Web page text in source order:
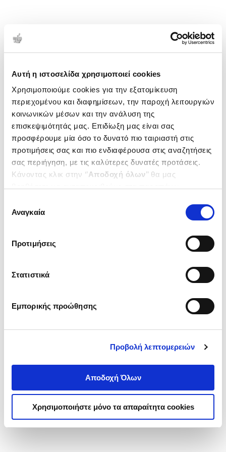
Αυτή η ιστοσελίδα χρησιμοποιεί cookies
Χρησιμοποιούμε cookies για την εξατομίκευση
περιεχομένου και διαφημίσεων, την παροχή λειτουργιών
κοινωνικών μέσων και την ανάλυση της
επισκεψιμότητάς μας. Επιδίωξη μας είναι σας
προσφέρουμε μία όσο το δυνατό πιο ταιριαστή στις
προτιμήσεις σας και πιο ενδιαφέρουσα στις αναζητήσεις
σας περιήγηση, με τις καλύτερες δυνατές προτάσεις.
Κάνοντας κλικ στην ‘’Αποδοχή όλων’’ θα μας
ενδιαφέρουν και να επιλέξετε από τα παρακάτω με την
΄΄και να ενημερωθείτε σχετικά με
συγκατάθεσης
Αναγκαία
Προτιμήσεις
Στατιστικά
Εμπορικής προώθησης
Προβολή λεπτομερειών
Αποδοχή Όλων
Χρησιμοποιήστε μόνο τα απαραίτητα cookies